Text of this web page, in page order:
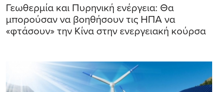
Γεωθερμία και Πυρηνική ενέργεια: Θα
μπορούσαν να βοηθήσουν τις ΗΠΑ να
«φτάσουν» την Κίνα στην ενεργειακή κούρσα